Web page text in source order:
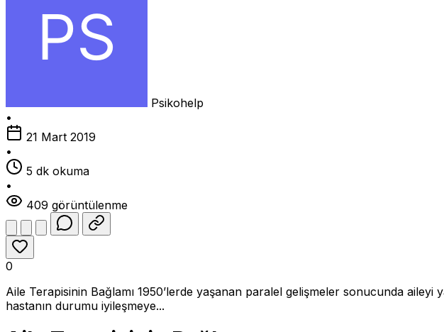
Psikohelp
•
21 Mart 2019
•
5 dk okuma
•
409 görüntülenme
0
Aile Terapisinin Bağlamı 1950’lerde yaşanan paralel gelişmeler sonucunda
hastanın durumu iyileşmeye...